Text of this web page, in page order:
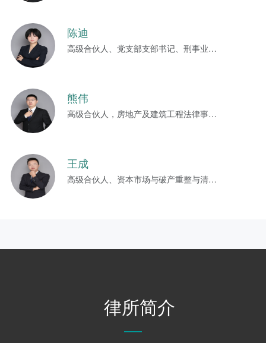
陈迪
高级合伙人、党支部支部书记、刑事业务部主任
熊伟
高级合伙人，房地产及建筑工程法律事务部主任
王成
高级合伙人、资本市场与破产重整与清算部主任
律所简介